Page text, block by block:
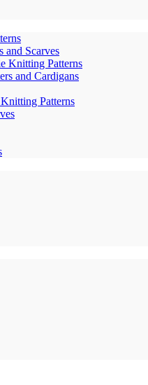
and Scarves
Knitting Patterns
and Cardigans
Patterns